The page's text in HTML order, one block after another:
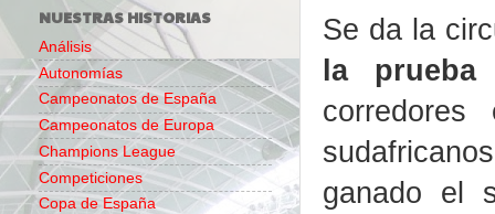
Se da la
la prueba
ganado el
NUESTRAS HISTORIAS
Análisis
Autonomías
Campeonatos de España
Campeonatos de Europa
Champions League
Competiciones
Copa de España